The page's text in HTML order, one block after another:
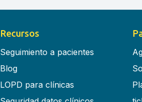
Recursos
Seguimiento a pacientes
Blog
LOPD para clínicas